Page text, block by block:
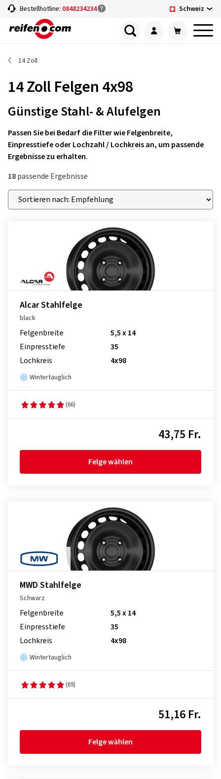
Bestellhotline: 0848234234 Schweiz
14 Zoll
14 Zoll Felgen 4x98
Günstige Stahl- & Alufelgen
Passen Sie bei Bedarf die Filter wie Felgenbreite,
Einpresstiefe oder Lochzahl / Lochkreis an, um passende
Ergebnisse zu erhalten.
18passende Ergebnisse
Alcar Stahlfelge
black
Felgenbreite
5,5 x 14
Einpresstiefe
35
Lochkreis
4x98
Wintertauglich
(66)
43,75 Fr.
Felge wählen
MWD Stahlfelge
Schwarz
Felgenbreite
5,5 x 14
Einpresstiefe
35
Lochkreis
4x98
Wintertauglich
(69)
51,16 Fr.
Felge wählen